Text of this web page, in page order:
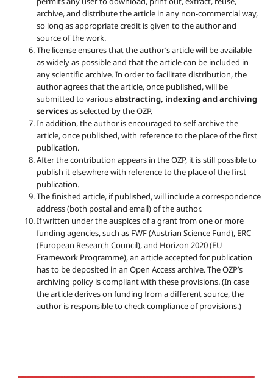
archive, and distribute the article in any non-commercial way,
so long as appropriate credit is given to the author and
source of the work.
The license ensures that the author’s article will be available
as widely as possible and that the article can be included in
any scientific archive. In order to facilitate distribution, the
author agrees that the article, once published, will be
submitted to variousabstracting, indexing and archiving
servicesas selected by the OZP.
In addition, the author is encouraged to self-archive the
article, once published, with reference to the place of the first
publication.
After the contribution appears in the OZP, it is still possible to
publish it elsewhere with reference to the place of the first
publication.
The finished article, if published, will include a correspondence
address (both postal and email) of the author.
If written under the auspices of a grant from one or more
funding agencies, such as FWF (Austrian Science Fund), ERC
(European Research Council), and Horizon 2020 (EU
Framework Programme), an article accepted for publication
has to be deposited in an Open Access archive. The OZP’s
archiving policy is compliant with these provisions. (In case
the article derives on funding from a different source, the
author is responsible to check compliance of provisions.)